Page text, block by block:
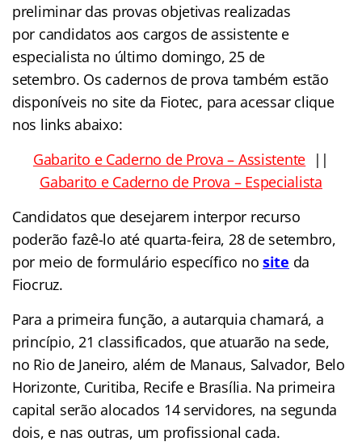
preliminar das provas objetivas realizadas
por candidatos aos cargos de assistente e
especialista no último domingo, 25 de
setembro. Os cadernos de prova também estão
disponíveis no site da Fiotec, para acessar clique
nos links abaixo:
Gabarito e Caderno de Prova – Assistente ||
Gabarito e Caderno de Prova – Especialista
Candidatos que desejarem interpor recurso
poderão fazê-lo até quarta-feira, 28 de setembro,
por meio de formulário específico nosite da
Fiocruz.
Para a primeira função, a autarquia chamará, a
princípio, 21 classificados, que atuarão na sede,
no Rio de Janeiro, além de Manaus, Salvador, Belo
Horizonte, Curitiba, Recife e Brasília. Na primeira
capital serão alocados 14 servidores, na segunda
dois, e nas outras, um profissional cada.